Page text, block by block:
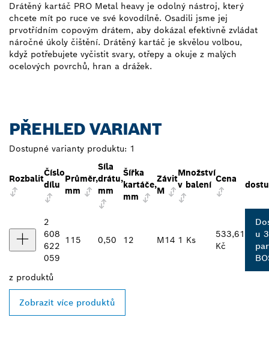
Drátěný kartáč PRO Metal heavy je odolný nástroj, který
chcete mít po ruce ve své kovodílně. Osadili jsme jej
prvotřídním copovým drátem, aby dokázal efektivně zvládat
náročné úkoly čištění. Drátěný kartáč je skvělou volbou,
když potřebujete vyčistit svary, otřepy a okuje z malých
ocelových povrchů, hran a drážek.
PŘEHLED VARIANT
Dostupné varianty produktu: 1
Rozbalit
Číslo
dílu
Průměr,
mm
Síla
drátu,
mm
Šířka
kartáče,
mm
Závit
M
Množství
v balení
Cena
2
608
622
059
115 0,50 12 M14 1 Ks
533,61
Kč
u 3
z produktů
Zobrazit více produktů